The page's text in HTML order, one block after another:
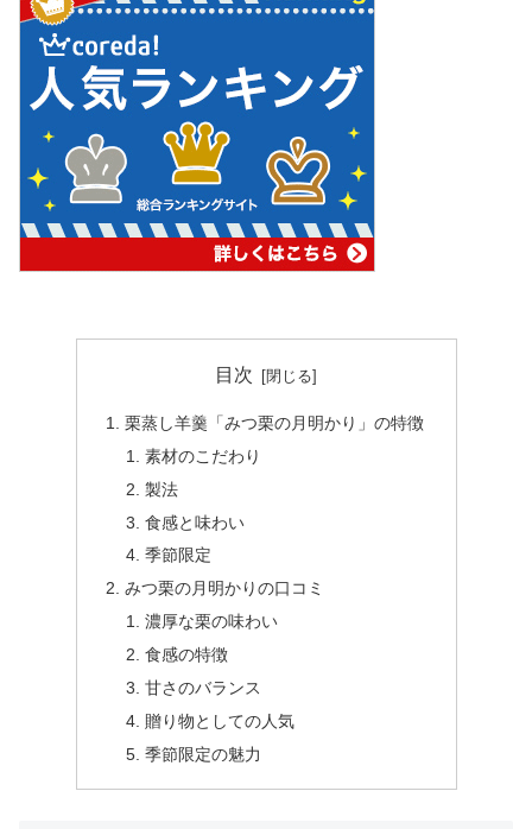
目次
栗蒸し羊羹「みつ栗の月明かり」の特徴
素材のこだわり
製法
食感と味わい
季節限定
みつ栗の月明かりの口コミ
濃厚な栗の味わい
食感の特徴
甘さのバランス
贈り物としての人気
季節限定の魅力